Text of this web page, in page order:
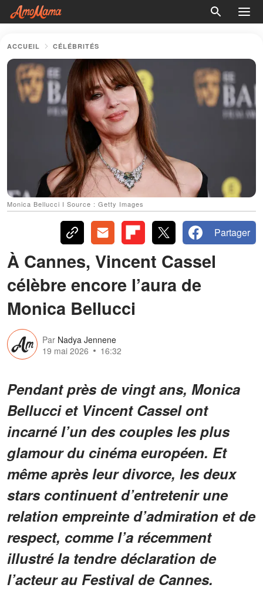
ACCUEIL CÉLÉBRITÉS
Monica Bellucci I Source : Getty Images
Partager
À Cannes, Vincent Cassel
célèbre encore l’aura de
Monica Bellucci
Par Nadya Jennene
19 mai 2026
16:32
Pendant près de vingt ans, Monica
Bellucci et Vincent Cassel ont
incarné l’un des couples les plus
glamour du cinéma européen. Et
même après leur divorce, les deux
stars continuent d’entretenir une
relation empreinte d’admiration et de
respect, comme l’a récemment
illustré la tendre déclaration de
l’acteur au Festival de Cannes.